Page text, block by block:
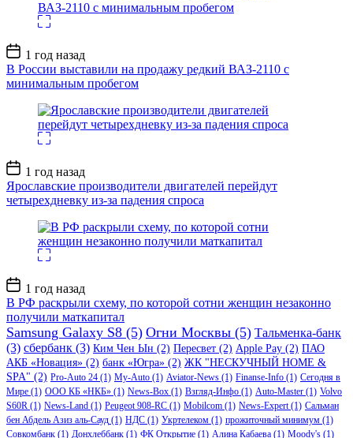
Дата
записи
1 год назад
В России выставили на продажу редкий ВАЗ-2110 с
минимальным пробегом
Дата
записи
1 год назад
Ярославские производители двигателей перейдут
четырехдневку из-за падения спроса
Дата
записи
1 год назад
В РФ раскрыли схему, по которой сотни женщин незаконно
получили маткапитал
Samsung Galaxy S8 (5) Огни Москвы (5) Тальменка-банк
(3) сбербанк (3) Ким Чен Ын (2) Пересвет (2) Apple Pay (2) ПАО
АКБ «Новация» (2) банк «Югра» (2) ЖК "НЕСКУЧНЫЙ HOME &
SPA" (2) Pro-Auto 24 (1) My-Auto (1) Aviator-News (1) Finanse-Info (1) Сегодня в
Мире (1) ООО КБ «НКБ» (1) News-Box (1) Взгляд-Инфо (1) Auto-Master (1) Volvo
S60R (1) News-Land (1) Peugeot 908-RC (1) Mobilcom (1) News-Expert(1) Сальман
бен Абдель Азиз аль-Сауд (1) НДС (1) Укртелеком (1) прожиточный минимум (1)
Совкомбанк (1) Донхлеббанк (1) ФК Открытие (1) Алина Кабаева (1) Moody's (1)